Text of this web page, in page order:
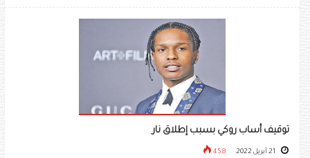
توقيف أساب روكي بسبب إطلاق نار
458